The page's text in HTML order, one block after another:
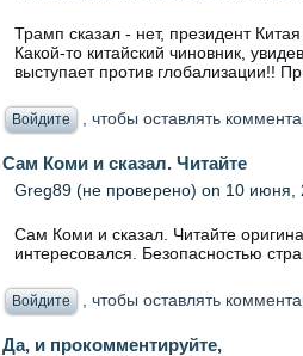
Трамп сказал - нет, президент
Какой-то китайский чиновник,
выступает против глобализации!!
Войдите , чтобы оставлять
Сам Коми и сказал. Читайте
Greg89 (не проверено) on 10 июня,
Сам Коми и сказал. Читайте
интересовался. Безопасностью
Войдите , чтобы оставлять
Да, и прокомментируйте,